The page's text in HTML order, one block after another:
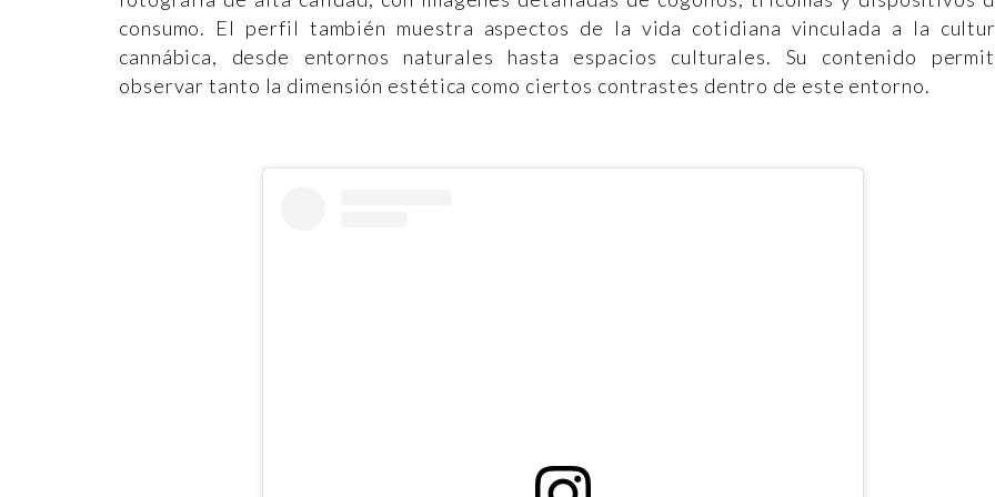
consumo. El perfil también muestra aspectos de la vida cotidiana vinculada a la
cannábica, desde entornos naturales hasta espacios culturales. Su contenido
observar tanto la dimensión estética como ciertos contrastes dentro de este entorno.